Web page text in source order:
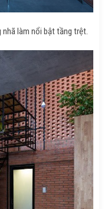
làm nổi bật tầng trệt.